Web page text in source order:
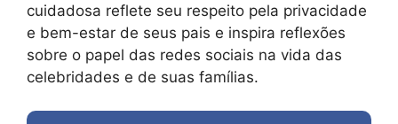
cuidadosa reflete seu respeito pela privacidade
e bem-estar de seus pais e inspira reflexões
sobre o papel das redes sociais na vida das
celebridades e de suas famílias.